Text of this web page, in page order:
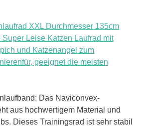
XXL Durchmesser 135cm
Leise Katzen Laufrad mit
und Katzenangel zum
geeignet die meisten
Das Naviconvex-
aus hochwertigem Material und
Dieses Trainingsrad ist sehr stabil